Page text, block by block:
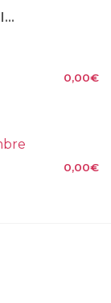
0,00€
0,00€